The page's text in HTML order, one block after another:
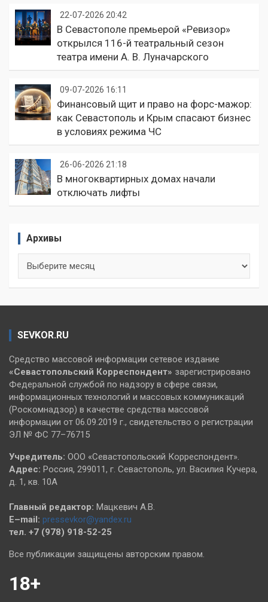
22-07-2026 20:42
В Севастополе премьерой «Ревизор»
открылся 116-й театральный сезон
театра имени А. В. Луначарского
09-07-2026 16:11
Финансовый щит и право на форс-мажор:
как Севастополь и Крым спасают бизнес
в условиях режима ЧС
26-06-2026 21:18
В многоквартирных домах начали
отключать лифты
Архивы
SEVKOR.RU
Средство массовой информации сетевое издание
«Севастопольский Корреспондент» зарегистрировано
Федеральной службой по надзору в сфере связи,
информационных технологий и массовых коммуникаций
(Роскомнадзор) в качестве средства массовой
информации от 06.09.2019 г., свидетельство о регистрации
ЭЛ № ФС 77–76715
Учредитель: ООО «Севастопольский Корреспондент».
Адрес: Россия, 299011, г. Севастополь, ул. Василия Кучера,
д. 1, кв. 10А
Главный редактор: Мацкевич А.В.
E–mail: pressevkor@yandex.ru
тел. +7 (978) 918-52-25
Все публикации защищены авторским правом.
18+